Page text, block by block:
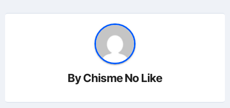
ByChisme No Like